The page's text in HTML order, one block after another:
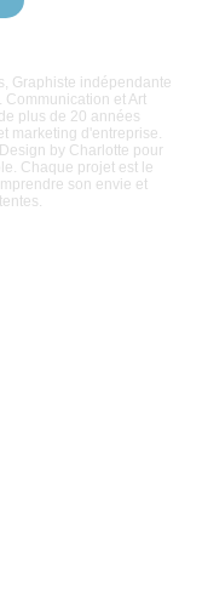
Graphiste indépendante
Communication et Art
plus de 20 années
marketing d'entreprise.
by Charlotte pour
Chaque projet est le
son envie et